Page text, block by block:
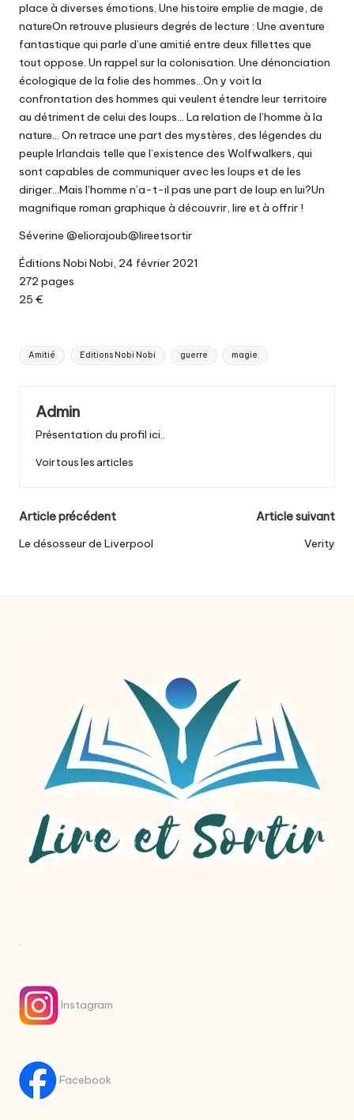
place à diverses émotions. Une histoire emplie de magie, de
natureOn retrouve plusieurs degrés de lecture : Une aventure
fantastique qui parle d’une amitié entre deux fillettes que
tout oppose. Un rappel sur la colonisation. Une dénonciation
écologique de la folie des hommes…On y voit la
confrontation des hommes qui veulent étendre leur territoire
au détriment de celui des loups… La relation de l’homme à la
nature… On retrace une part des mystères, des légendes du
peuple Irlandais telle que l’existence des Wolfwalkers, qui
sont capables de communiquer avec les loups et de les
diriger…Mais l’homme n’a-t-il pas une part de loup en lui?Un
magnifique roman graphique à découvrir, lire et à offrir !
Séverine @eliorajoub@lireetsortir
Éditions Nobi Nobi, 24 février 2021
272 pages
25 €
Tags:
Amitié Editions Nobi Nobi guerre magie
Admin
Présentation du profil ici..
Voir tous les articles
Post
navigation
Article précédent
Le désosseur de Liverpool
Article suivant
Verity
.
Instagram
Facebook